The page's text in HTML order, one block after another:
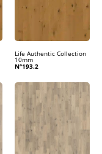
Life Authentic Collection
10mm
N°193.2